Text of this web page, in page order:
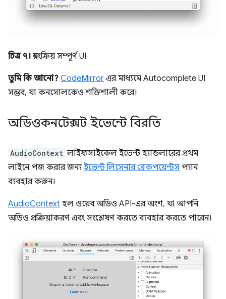
চিত্র ৭।স্বয়ংক্রিয় সম্পূর্ণ UI
তুমি কি জানো? CodeMirror এর মাধ্যমে Autocomplete UI
সম্ভব, যা কনসোলকেও শক্তিশালী করে।
অডিওকনটেক্সট ইভেন্টে বিরতি
AudioContext লাইফসাইকেল ইভেন্ট হ্যান্ডলারের প্রথম
লাইনে পজ করার জন্য ইভেন্ট লিসেনার ব্রেকপয়েন্টস প্যান
ব্যবহার করুন।
AudioContext হল ওয়েব অডিও API-এর অংশ, যা আপনি
অডিও প্রক্রিয়াকরণ এবং সংশ্লেষণ করতে ব্যবহার করতে পারেন।